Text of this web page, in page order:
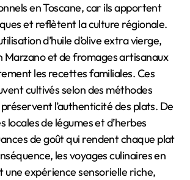
en Toscane, car ils apportent
et reflètent la culture régionale.
d’huile d’olive extra vierge,
Marzano et de fromages artisanaux
les recettes familiales. Ces
cultivés selon des méthodes
l’authenticité des plats. De
locales de légumes et d’herbes
de goût qui rendent chaque plat
les voyages culinaires en
une expérience sensorielle riche,